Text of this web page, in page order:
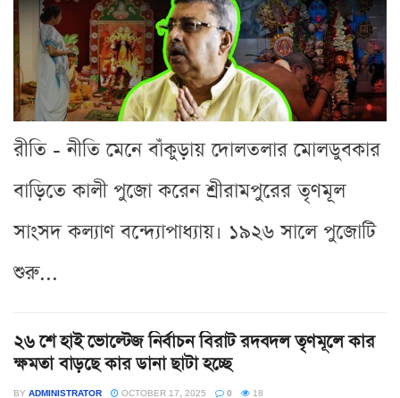
রীতি - নীতি মেনে বাঁকুড়ায় দোলতলার মোলডুবকার
বাড়িতে কালী পুজো করেন শ্রীরামপুরের তৃণমূল
সাংসদ কল্যাণ বন্দ্যোপাধ্যায়। ১৯২৬ সালে পুজোটি
শুরু...
২৬ শে হাই ভোল্টেজ নির্বাচন বিরাট রদবদল তৃণমূলে কার
ক্ষমতা বাড়ছে কার ডানা ছাটা হচ্ছে
BY ADMINISTRATOR OCTOBER 17, 2025 0 18